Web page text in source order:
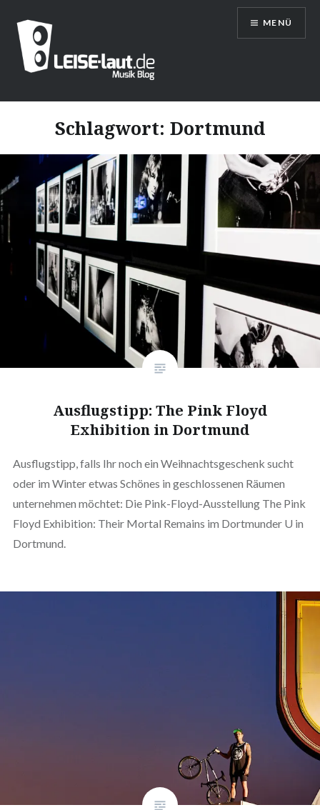
zum
Inhalt
LEISE/laut – Musik Blog
MENÜ
Schlagwort: Dortmund
Ausflugstipp: The Pink Floyd
Exhibition in Dortmund
Ausflugstipp, falls Ihr noch ein Weihnachtsgeschenk sucht
oder im Winter etwas Schönes in geschlossenen Räumen
unternehmen möchtet: Die Pink-Floyd-Ausstellung The Pink
Floyd Exhibition: Their Mortal Remains im Dortmunder U in
Dortmund.